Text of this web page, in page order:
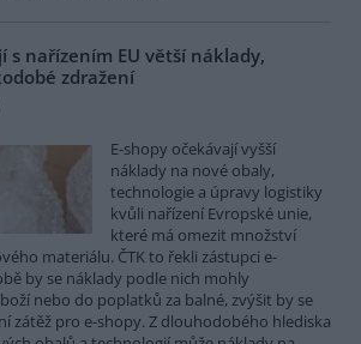
s nařízením EU větší náklady,
zdražení
E-shopy očekávají vyšší
náklady na nové obaly,
technologie a úpravy logistiky
kvůli nařízení Evropské unie,
které má omezit množství
materiálu. ČTK to řekli zástupci e-
by se náklady podle nich mohly
nebo do poplatků za balné, zvýšit by se
zátěž pro e-shopy. Z dlouhodobého hlediska